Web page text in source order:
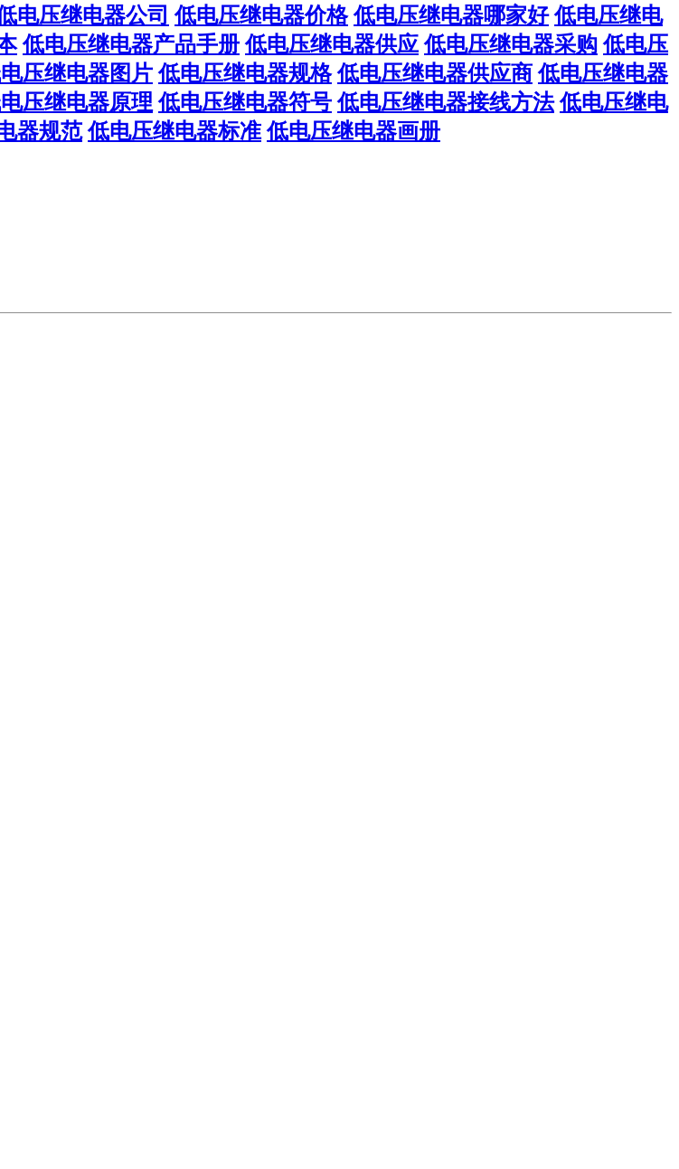
电压继电器公司 低电压继电器价格 低电压继电器哪家好 低电压继电
低电压继电器产品手册 低电压继电器供应 低电压继电器采购 低电压
压继电器图片 低电压继电器规格 低电压继电器供应商 低电压继电器
压继电器原理 低电压继电器符号 低电压继电器接线方法 低电压继电
器规范 低电压继电器标准 低电压继电器画册